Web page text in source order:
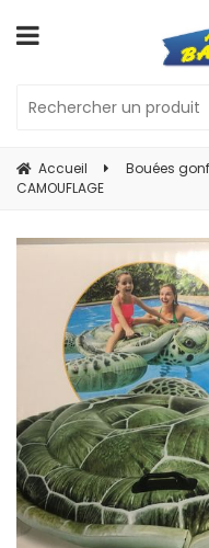
Accueil Bouées
CAMOUFLAGE